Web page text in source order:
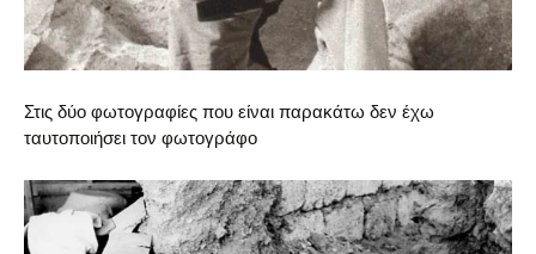
Στις δύο φωτογραφίες που είναι παρακάτω δεν έχω
ταυτοποιήσει τον φωτογράφο